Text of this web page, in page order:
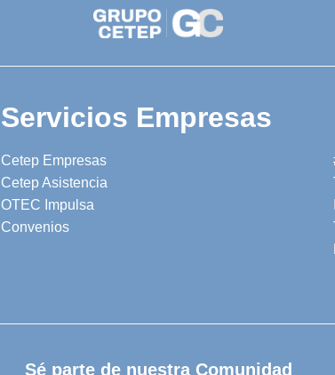
Servicios Empresas
Cetep Empresas
Cetep Asistencia
OTEC Impulsa
Convenios
Sé parte de nuestra Comunidad